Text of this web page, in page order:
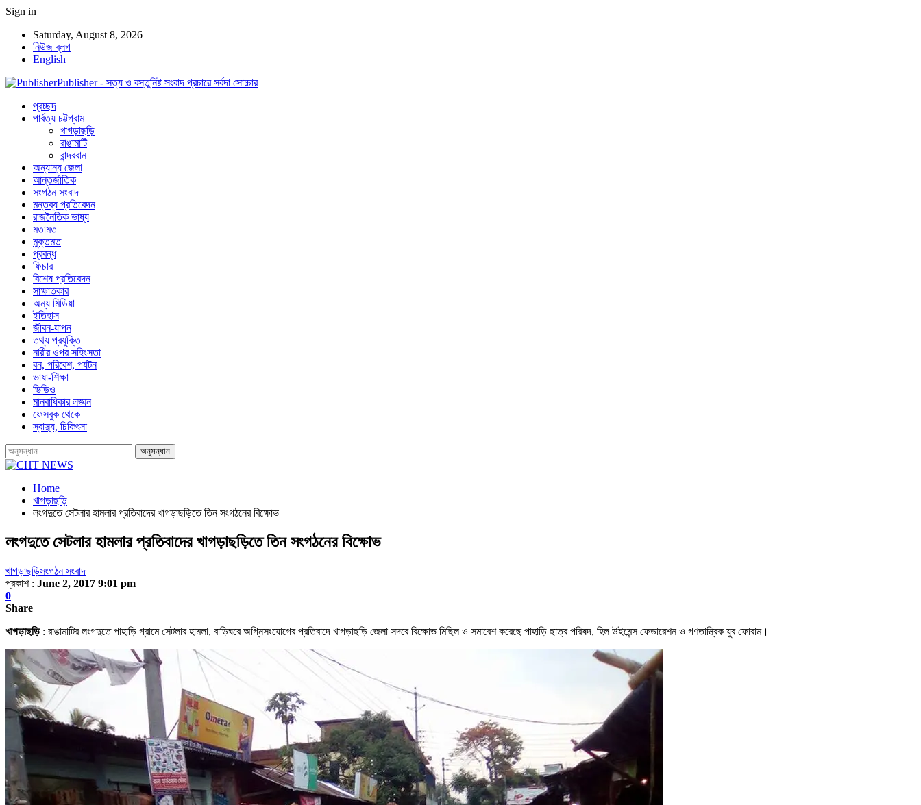
Sign in
Saturday, August 8, 2026
নিউজ ব্লগ
English
Publisher - সত্য ও বস্তুনিষ্ট সংবাদ প্রচারে সর্বদা সোচ্চার
প্রচ্ছদ
পার্বত্য চট্টগ্রাম
খাগড়াছড়ি
রাঙামাটি
বান্দরবান
অন্যান্য জেলা
আন্তর্জাতিক
সংগঠন সংবাদ
মন্তব্য প্রতিবেদন
রাজনৈতিক ভাষ্য
মতামত
মুক্তমত
প্রবন্ধ
ফিচার
বিশেষ প্রতিবেদন
সাক্ষাতকার
অন্য মিডিয়া
ইতিহাস
জীবন-যাপন
তথ্য প্রযুক্তি
নারীর ওপর সহিংসতা
বন, পরিবেশ, পর্যটন
ভাষা-শিক্ষা
ভিডিও
মানবাধিকার লঙ্ঘন
ফেসবুক থেকে
স্বাস্থ্য, চিকিৎসা
Home
খাগড়াছড়ি
লংগদুতে সেটলার হামলার প্রতিবাদের খাগড়াছড়িতে তিন সংগঠনের বিক্ষোভ
লংগদুতে সেটলার হামলার প্রতিবাদের খাগড়াছড়িতে তিন সংগঠনের বিক্ষোভ
খাগড়াছড়িসংগঠন সংবাদ
প্রকাশ : June 2, 2017 9:01 pm
0
Share
খাগড়াছড়ি: রাঙামাটির লংগদুতে পাহাড়ি গ্রামে সেটলার হামলা, বাড়িঘরে অগ্নিসংযোগের প্রতিবাদে খাগড়াছড়ি জেলা সদরে বিক্ষোভ মিছিল ও সমাবেশ করেছে পাহাড়ি ছাত্র পরিষদ, হিল উইমেন্স ফেডারেশন ও গণতান্ত্রিক যুব ফোরাম।